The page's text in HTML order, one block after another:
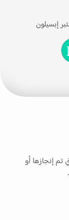
إبسيلون
تم إنجازها أو